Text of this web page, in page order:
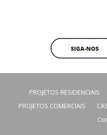
PROJETOS RESIDENCIAIS
PROJETOS COMERCIAIS